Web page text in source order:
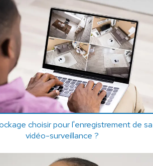
choisir pour l'enregistrement de sa
vidéo-surveillance ?